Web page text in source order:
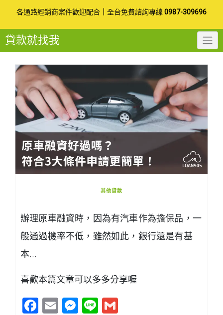
to
content
各通路經銷商案件歡迎配合 全台免費諮詢專線 0987-309696
貸款就找我
其他貸款
辦理原車融資時，因為有汽車作為擔保品，一
般通過機率不低，雖然如此，銀行還是有基
本…
喜歡本篇文章可以多多分享喔
Facebook
EmailMessenger
Line